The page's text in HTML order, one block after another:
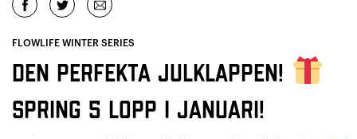
FLOWLIFE WINTER SERIES
Den perfekta julklappen!
Spring 5 lopp i januari!